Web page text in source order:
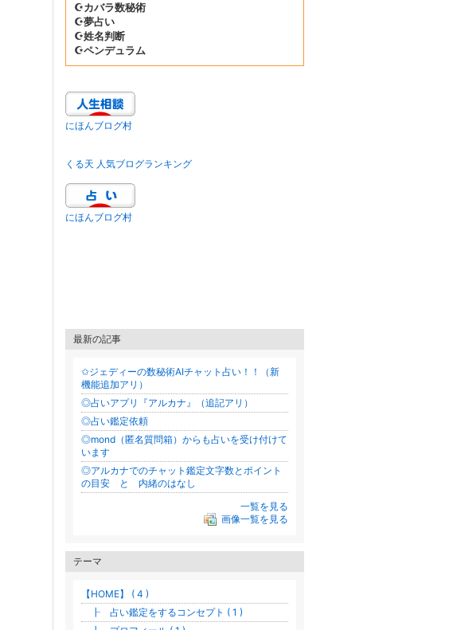
☪カバラ数秘術
☪夢占い
☪姓名判断
☪ペンデュラム
にほんブログ村
くる天 人気ブログランキング
にほんブログ村
最新の記事
✩ジェディーの数秘術AIチャット占い！！（新
機能追加アリ）
◎占いアプリ『アルカナ』（追記アリ）
◎占い鑑定依頼
◎mond（匿名質問箱）からも占いを受け付けて
います
◎アルカナでのチャット鑑定文字数とポイント
の目安 と 内緒のはなし
一覧を見る
画像一覧を見る
テーマ
【HOME】 ( 4 )
┠ 占い鑑定をするコンセプト ( 1 )